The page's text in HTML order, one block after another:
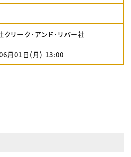
クリーク･アンド･リバー社
月01日(月) 13:00